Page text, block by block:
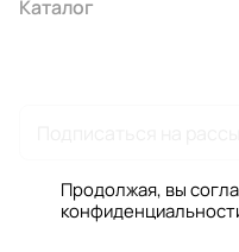
Каталог
Продолжая, вы